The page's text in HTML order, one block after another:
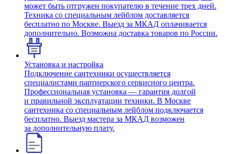
может быть отгружен покупателю в течение трех дней.
Техника со специальным лейблом доставляется
бесплатно по Москве. Выезд за МКАД оплачивается
дополнительно. Возможна доставка товаров по России.
Установка и настройка
Подключение сантехники осуществляется
специалистами партнерского сервисного центра.
Профессиональная установка — гарантия долгой
и правильной эксплуатации техники. В Москве
сантехника со специальным лейблом подключается
бесплатно. Выезд мастера за МКАД возможен
за дополнительную плату.